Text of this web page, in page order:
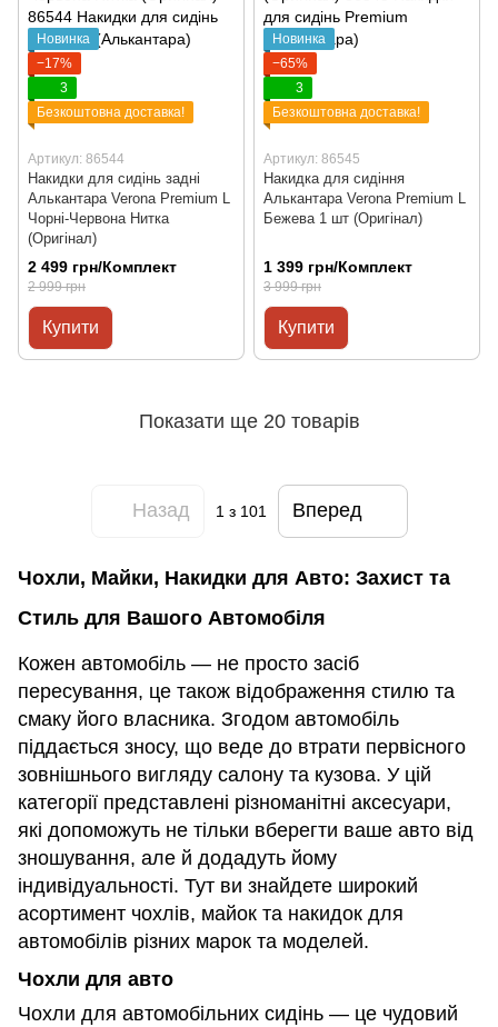
Новинка
−17%
3
Безкоштовна доставка!
Артикул: 86544
Накидки для сидінь задні
Алькантара Verona Premium L
Чорні-Червона Нитка
(Оригінал)
2 499 грн/Комплект
2 999 грн
Купити
Новинка
−65%
3
Безкоштовна доставка!
Артикул: 86545
Накидка для сидіння
Алькантара Verona Premium L
Бежева 1 шт (Оригінал)
1 399 грн/Комплект
3 999 грн
Купити
Показати ще 20 товарів
Назад 1 з 101 Вперед
Чохли, Майки, Накидки для Авто: Захист та
Стиль для Вашого Автомобіля
Кожен автомобіль — не просто засіб
пересування, це також відображення стилю та
смаку його власника. Згодом автомобіль
піддається зносу, що веде до втрати первісного
зовнішнього вигляду салону та кузова. У цій
категорії представлені різноманітні аксесуари,
які допоможуть не тільки вберегти ваше авто від
зношування, але й додадуть йому
індивідуальності. Тут ви знайдете широкий
асортимент чохлів, майок та накидок для
автомобілів різних марок та моделей.
Чохли для авто
Чохли для автомобільних сидінь — це чудовий